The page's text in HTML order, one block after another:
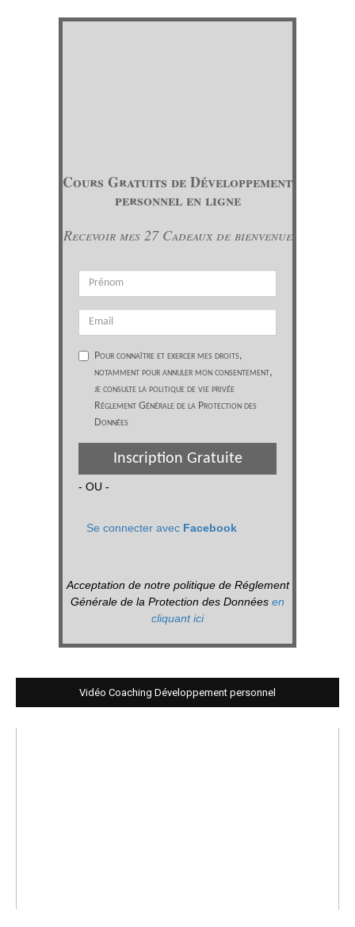
Cours Gratuits de Développement
personnel en ligne
Recevoir mes 27 Cadeaux de bienvenue
Pour connaître et exercer mes droits,
notamment pour annuler mon consentement,
je consulte la politique de vie privée
Réglement Générale de la Protection des
Données
Inscription Gratuite
- OU -
Se connecter avec Facebook
Acceptation de notre politique de Réglement
Générale de la Protection des Données en
cliquant ici
Vidéo Coaching Développement personnel